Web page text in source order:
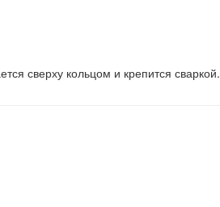
сверху кольцом и крепится сваркой.